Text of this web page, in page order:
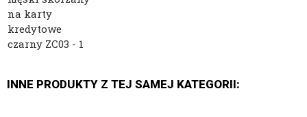
INNE PRODUKTY Z TEJ SAMEJ KATEGORII: